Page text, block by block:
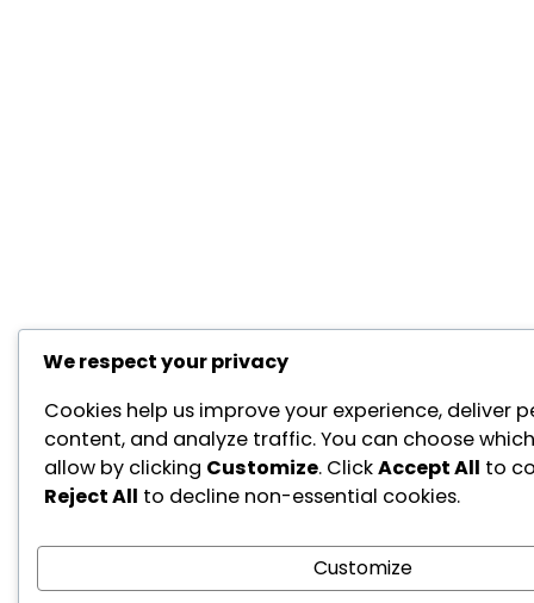
We respect your privacy
Cookies help us improve your experience, deliver
content, and analyze traffic. You can choose
allow by clicking Customize. ClickAccept All to
Reject All to decline non-essential cookies.
Customize